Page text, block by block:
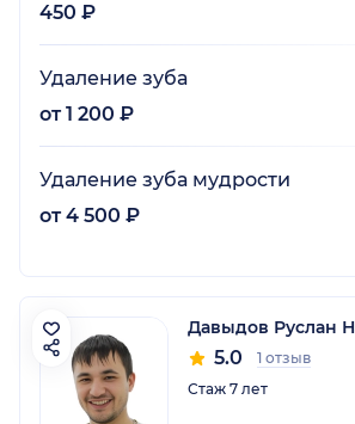
450 ₽
Удаление зуба
от 1 200 ₽
Удаление зуба мудрости
от 4 500 ₽
Давыдов Руслан
5.0
1 отзыв
Стаж 7 лет